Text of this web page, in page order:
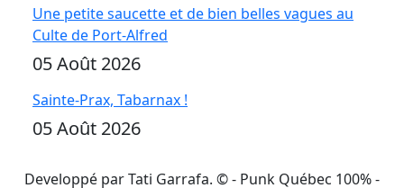
Une petite saucette et de bien belles vagues au
Culte de Port-Alfred
05 Août 2026
Sainte-Prax, Tabarnax !
05 Août 2026
Developpé par Tati Garrafa. ©- Punk Québec 100% -